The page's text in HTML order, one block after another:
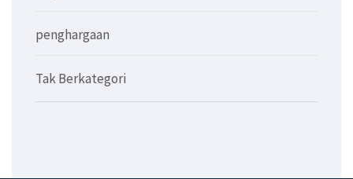
penghargaan
Tak Berkategori